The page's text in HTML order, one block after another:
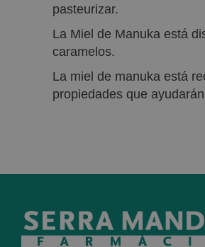
pasteurizar.
La Miel de Manuka está
caramelos.
La miel de manuka está
propiedades que